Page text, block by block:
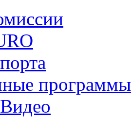
программы
Видео